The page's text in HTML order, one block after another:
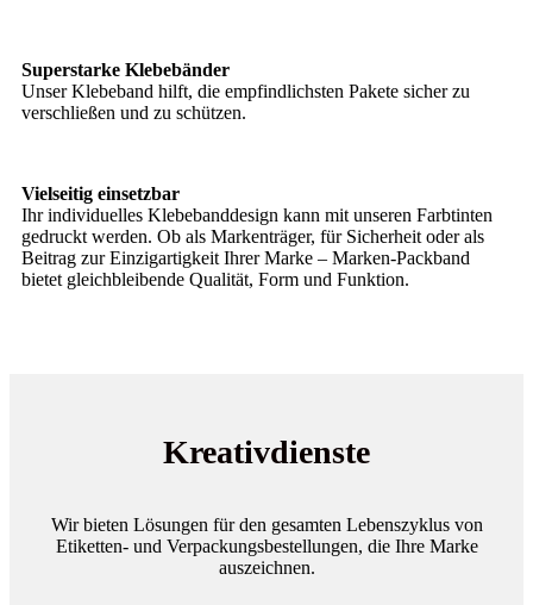
Superstarke Klebebänder
Unser Klebeband hilft, die empfindlichsten Pakete sicher zu
verschließen und zu schützen.
Vielseitig einsetzbar
Ihr individuelles Klebebanddesign kann mit unseren Farbtinten
gedruckt werden. Ob als Markenträger, für Sicherheit oder als
Beitrag zur Einzigartigkeit Ihrer Marke – Marken-Packband
bietet gleichbleibende Qualität, Form und Funktion.
Kreativdienste
Wir bieten Lösungen für den gesamten Lebenszyklus von
Etiketten- und Verpackungsbestellungen, die Ihre Marke
auszeichnen.